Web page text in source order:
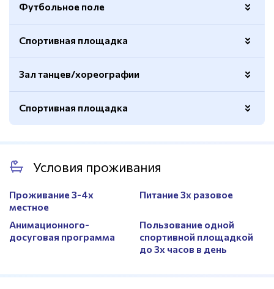
Покрытие
Паркет
Количество кортов
Футбольное поле
Искусственный газон
Да
Площадь
Стандартный размер
Спортивная площадка
Открытая
Да
Зал танцев/хореографии
Зеркала
Есть
Спортивная площадка
Волейбол
Есть
Условия проживания
Проживание 3-4х
местное
Питание 3х разовое
Анимационного-
досуговая программа
Пользование одной
спортивной площадкой
до 3х часов в день